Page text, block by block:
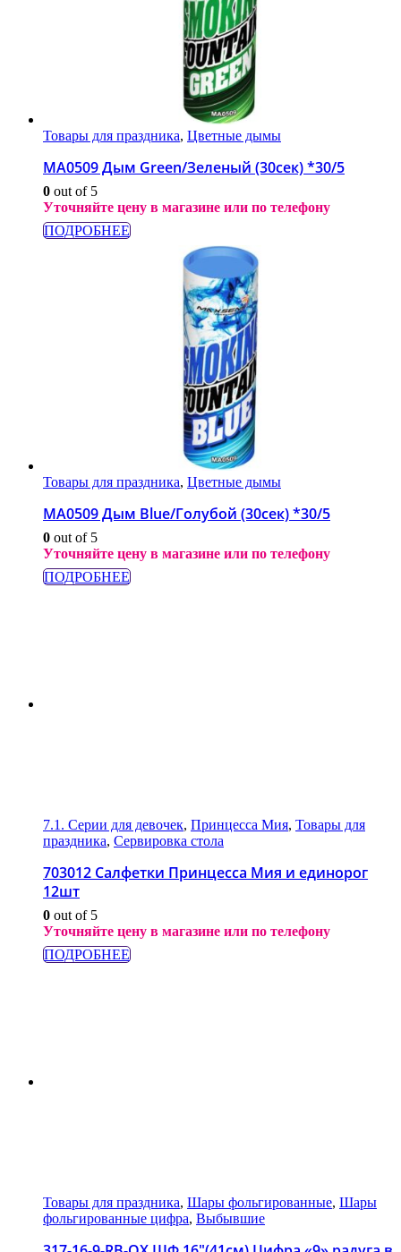
Товары для праздника, Цветные дымы
МА0509 Дым Green/Зеленый (30сек) *30/5
0 out of 5
Уточняйте цену в магазине или по телефону
ПОДРОБНЕЕ
Товары для праздника, Цветные дымы
МА0509 Дым Blue/Голубой (30сек) *30/5
0 out of 5
Уточняйте цену в магазине или по телефону
ПОДРОБНЕЕ
7.1. Серии для девочек, Принцесса Мия, Товары для
праздника, Сервировка стола
703012 Салфетки Принцесса Мия и единорог
12шт
0 out of 5
Уточняйте цену в магазине или по телефону
ПОДРОБНЕЕ
Товары для праздника, Шары фольгированные, Шары
фольгированные цифра, Выбывшие